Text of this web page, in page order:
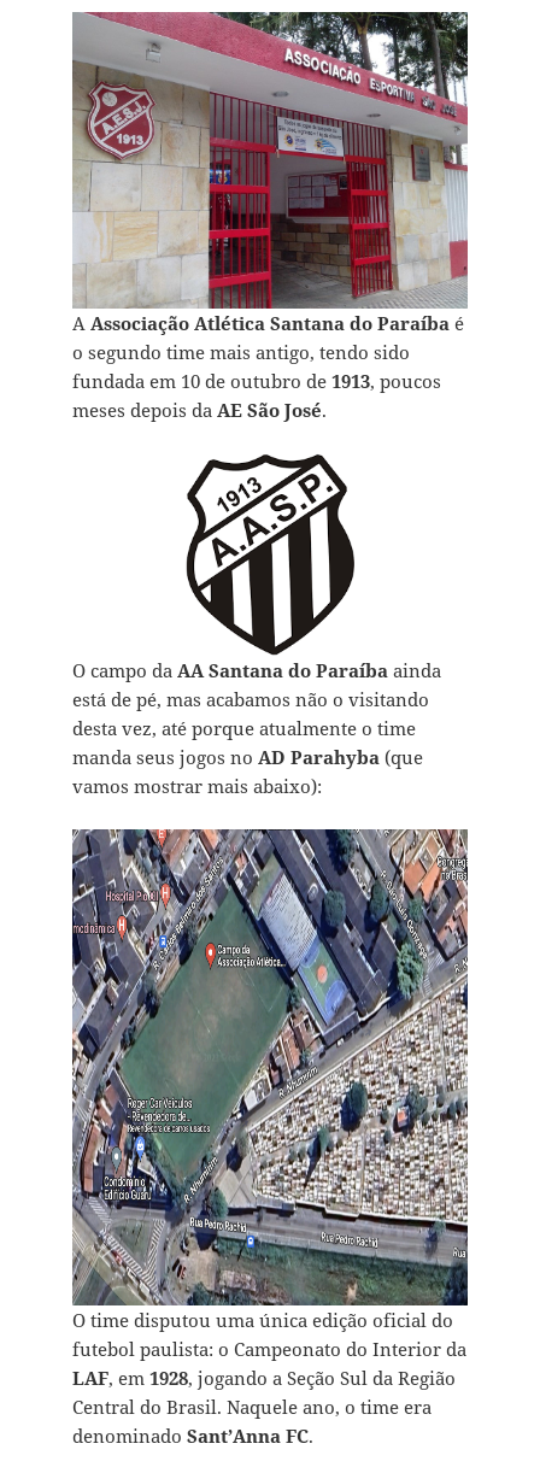
A Associação Atlética Santana do Paraíbaé
o segundo time mais antigo, tendo sido
fundada em 10 de outubro de 1913, poucos
meses depois da AE São José.
O campo da AA Santana do Paraíbaainda
está de pé, mas acabamos não o visitando
desta vez, até porque atualmente o time
manda seus jogos no AD Parahyba(que
vamos mostrar mais abaixo):
O time disputou uma única edição oficial do
futebol paulista: o Campeonato do Interior da
LAF, em 1928, jogando a Seção Sul da Região
Central do Brasil. Naquele ano, o time era
denominado Sant’Anna FC.